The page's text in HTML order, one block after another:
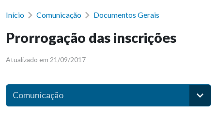
Início Comunicação Documentos Gerais
Prorrogação das inscrições
Atualizado em 21/09/2017
Comunicação